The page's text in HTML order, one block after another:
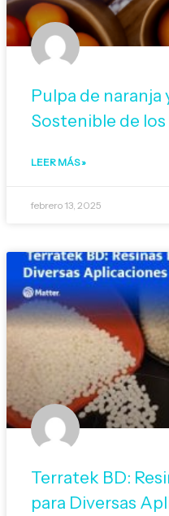
Pulpa de
Sostenible de
LEER MÁS »
febrero 13, 2025
Terratek BD:
para Diversas